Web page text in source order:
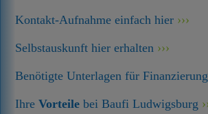
Kontakt-Aufnahme einfach hier
Selbstauskunft hier erhalten
Benötigte Unterlagen für Finanzierung
IhreVorteile bei Baufi Ludwigsburg